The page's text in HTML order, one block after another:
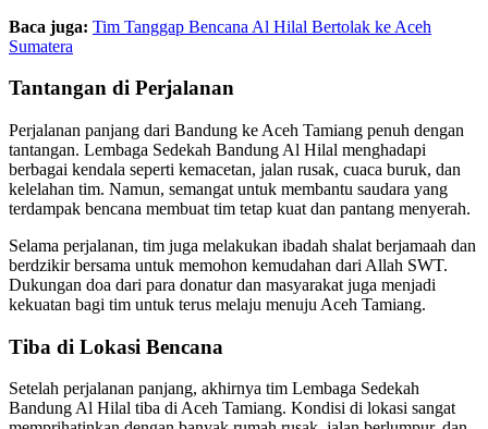
Baca juga: Tim Tanggap Bencana Al Hilal Bertolak ke Aceh
Sumatera
Tantangan di Perjalanan
Perjalanan panjang dari Bandung ke Aceh Tamiang penuh dengan
tantangan. Lembaga Sedekah Bandung Al Hilal menghadapi
berbagai kendala seperti kemacetan, jalan rusak, cuaca buruk, dan
kelelahan tim. Namun, semangat untuk membantu saudara yang
terdampak bencana membuat tim tetap kuat dan pantang menyerah.
Selama perjalanan, tim juga melakukan ibadah shalat berjamaah dan
berdzikir bersama untuk memohon kemudahan dari Allah SWT.
Dukungan doa dari para donatur dan masyarakat juga menjadi
kekuatan bagi tim untuk terus melaju menuju Aceh Tamiang.
Tiba di Lokasi Bencana
Setelah perjalanan panjang, akhirnya tim Lembaga Sedekah
Bandung Al Hilal tiba di Aceh Tamiang. Kondisi di lokasi sangat